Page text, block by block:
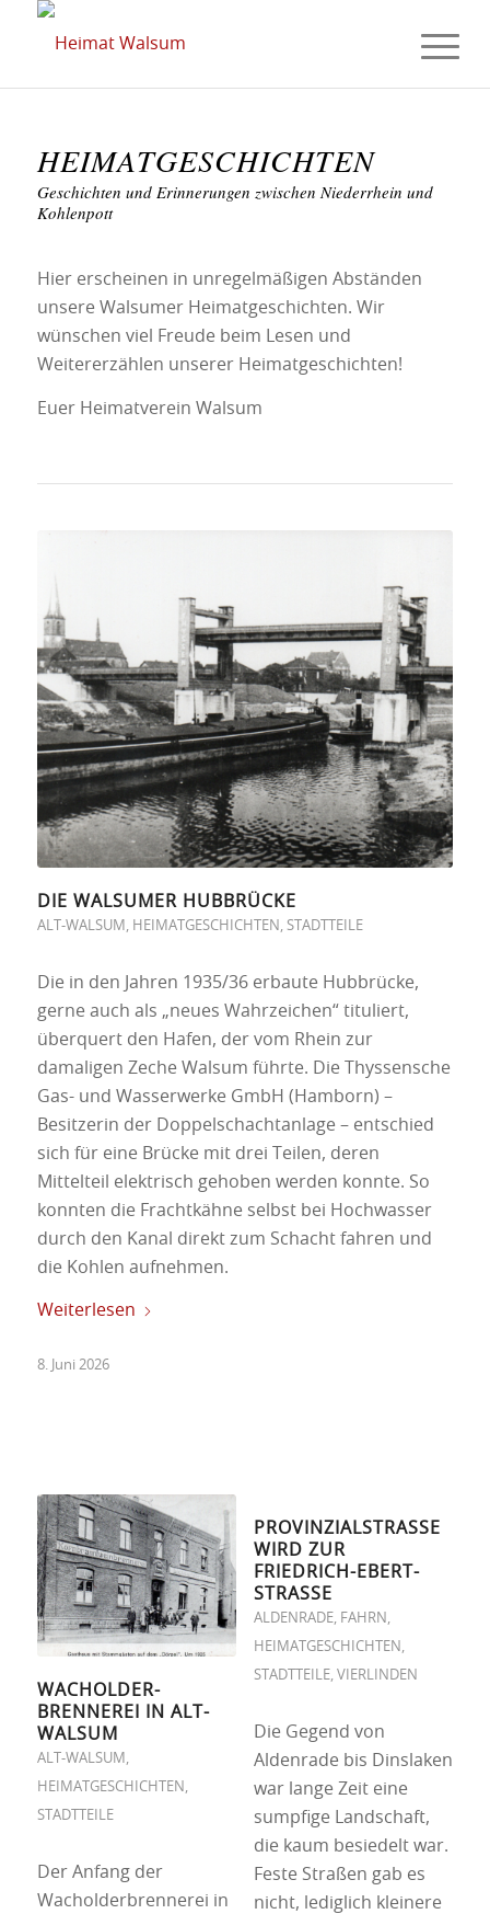
HEIMATGESCHICHTEN
Geschichten und Erinnerungen zwischen Niederrhein und
Kohlenpott
Hier erscheinen in unregelmäßigen Abständen
unsere Walsumer Heimatgeschichten. Wir
wünschen viel Freude beim Lesen und
Weitererzählen unserer Heimatgeschichten!
Euer Heimatverein Walsum
DIE WALSUMER HUBBRÜCKE
ALT-WALSUM , HEIMATGESCHICHTEN , STADTTEILE
Die in den Jahren 1935/36 erbaute Hubbrücke,
gerne auch als „neues Wahrzeichen“ tituliert,
überquert den Hafen, der vom Rhein zur
damaligen Zeche Walsum führte. Die Thyssensche
Gas- und Wasserwerke GmbH (Hamborn) –
Besitzerin der Doppelschachtanlage – entschied
sich für eine Brücke mit drei Teilen, deren
Mittelteil elektrisch gehoben werden konnte. So
konnten die Frachtkähne selbst bei Hochwasser
durch den Kanal direkt zum Schacht fahren und
die Kohlen aufnehmen.
Weiterlesen
8. Juni 2026
WACHOLDER-
BRENNEREI IN ALT-
WALSUM
ALT-WALSUM ,
HEIMATGESCHICHTEN ,
STADTTEILE
Der Anfang der
Wacholderbrennerei in
PROVINZIALSTRASSE W
IRD ZUR F
RIEDRICH-EBERT-S
TRASSE
ALDENRADE, FAHRN ,
HEIMATGESCHICHTEN ,
STADTTEILE, VIERLINDEN
Die Gegend von
Aldenrade bis Dinslaken
war lange Zeit eine
sumpfige Landschaft,
die kaum besiedelt war.
Feste Straßen gab es
nicht, lediglich kleinere